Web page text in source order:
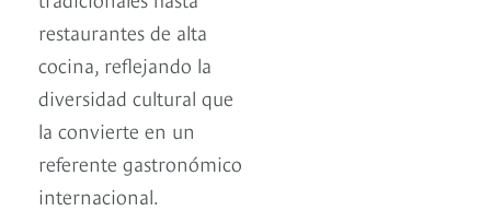
restaurantes de alta
cocina, reflejando la
diversidad cultural que
la convierte en un
referente gastronómico
internacional.